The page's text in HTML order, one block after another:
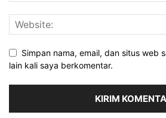
Simpan nama, email, dan situs web
lain kali saya berkomentar.